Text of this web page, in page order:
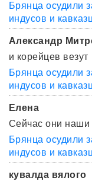
Брянца осудили
индусов и
Александр
и корейцев везут
Брянца осудили
индусов и
Елена
Сейчас они наши
Брянца осудили
индусов и
кувалда вялого